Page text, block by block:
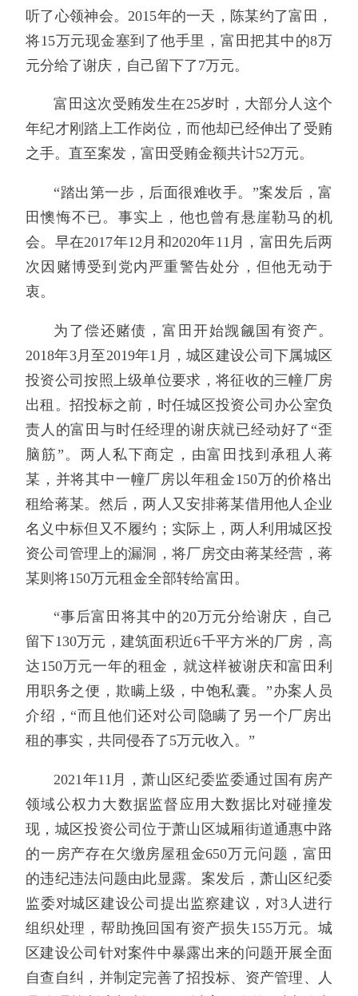
听了心领神会。2015年的一天，陈某约了富田，
将15万元现金塞到了他手里，富田把其中的8万
元分给了谢庆，自己留下了7万元。
富田这次受贿发生在25岁时，大部分人这个
年纪才刚踏上工作岗位，而他却已经伸出了受贿
之手。直至案发，富田受贿金额共计52万元。
“踏出第一步，后面很难收手。”案发后，富
田懊悔不已。事实上，他也曾有悬崖勒马的机
会。早在2017年12月和2020年11月，富田先后两
次因赌博受到党内严重警告处分，但他无动于
衷。
为了偿还赌债，富田开始觊觎国有资产。
2018年3月至2019年1月，城区建设公司下属城区
投资公司按照上级单位要求，将征收的三幢厂房
出租。招投标之前，时任城区投资公司办公室负
责人的富田与时任经理的谢庆就已经动好了“歪
脑筋”。两人私下商定，由富田找到承租人蒋
某，并将其中一幢厂房以年租金150万的价格出
租给蒋某。然后，两人又安排蒋某借用他人企业
名义中标但又不履约；实际上，两人利用城区投
资公司管理上的漏洞，将厂房交由蒋某经营，蒋
某则将150万元租金全部转给富田。
“事后富田将其中的20万元分给谢庆，自己
留下130万元，建筑面积近6千平方米的厂房，高
达150万元一年的租金，就这样被谢庆和富田利
用职务之便，欺瞒上级，中饱私囊。”办案人员
介绍，“而且他们还对公司隐瞒了另一个厂房出
租的事实，共同侵吞了5万元收入。”
2021年11月，萧山区纪委监委通过国有房产
领域公权力大数据监督应用大数据比对碰撞发
现，城区投资公司位于萧山区城厢街道通惠中路
的一房产存在欠缴房屋租金650万元问题，富田
的违纪违法问题由此显露。案发后，萧山区纪委
监委对城区建设公司提出监察建议，对3人进行
组织处理，帮助挽回国有资产损失155万元。城
区建设公司针对案件中暴露出来的问题开展全面
自查自纠，并制定完善了招投标、资产管理、人